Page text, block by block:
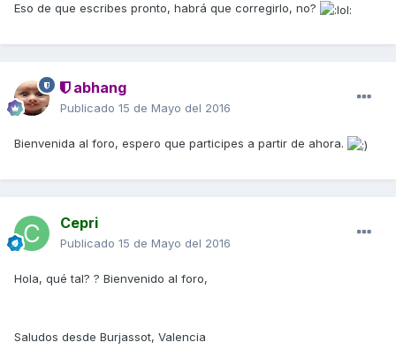
Eso de que escribes pronto, habrá que corregirlo, no?
abhang
Publicado 15 de Mayo del 2016
Bienvenida al foro, espero que participes a partir de ahora.
Cepri
Publicado 15 de Mayo del 2016
Hola, qué tal? ? Bienvenido al foro,
Saludos desde Burjassot, Valencia